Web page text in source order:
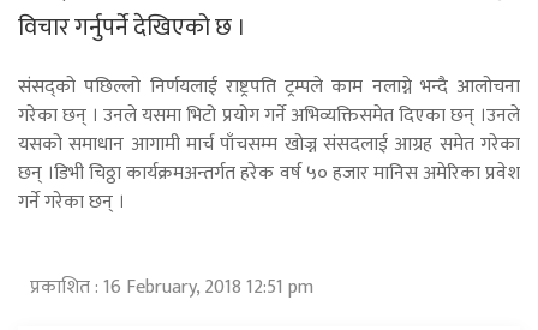
विचार गर्नुपर्ने देखिएको छ ।
संसद्को पछिल्लो निर्णयलाई राष्ट्रपति ट्रम्पले काम नलाग्ने भन्दै आलोचना
गरेका छन् । उनले यसमा भिटो प्रयोग गर्ने अभिव्यक्तिसमेत दिएका छन् ।उनले
यसको समाधान आगामी मार्च पाँचसम्म खोज्न संसदलाई आग्रह समेत गरेका
छन् ।डिभी चिठ्ठा कार्यक्रमअन्तर्गत हरेक वर्ष ५० हजार मानिस अमेरिका प्रवेश
गर्ने गरेका छन् ।
प्रकाशित : 16 February, 2018 12:51 pm